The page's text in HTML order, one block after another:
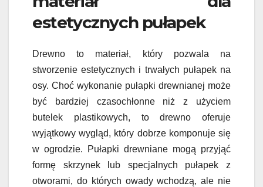
estetycznych pułapek
Drewno to materiał, który pozwala na
stworzenie estetycznych i trwałych pułapek na
osy. Choć wykonanie pułapki drewnianej może
być bardziej czasochłonne niż z użyciem
butelek plastikowych, to drewno oferuje
wyjątkowy wygląd, który dobrze komponuje się
w ogrodzie. Pułapki drewniane mogą przyjąć
formę skrzynek lub specjalnych pułapek z
otworami, do których owady wchodzą, ale nie